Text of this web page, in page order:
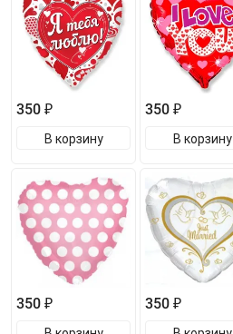
350 ₽
В корзину
350 ₽
В корзину
350 ₽ 350 ₽